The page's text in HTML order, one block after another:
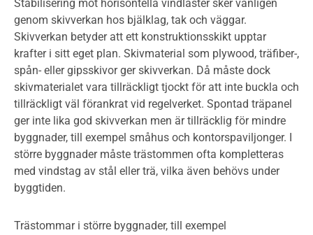
Stabilisering mot horisontella vindlaster sker vanligen
genom skivverkan hos bjälklag, tak och väggar.
Skivverkan betyder att ett konstruktionsskikt upptar
krafter i sitt eget plan. Skivmaterial som plywood, träfiber-,
spån- eller gipsskivor ger skivverkan. Då måste dock
skivmaterialet vara tillräckligt tjockt för att inte buckla och
tillräckligt väl förankrat vid regelverket. Spontad träpanel
ger inte lika god skivverkan men är tillräcklig för mindre
byggnader, till exempel småhus och kontorspaviljonger. I
större byggnader måste trästommen ofta kompletteras
med vindstag av stål eller trä, vilka även behövs under
byggtiden.
Trästommar i större byggnader, till exempel